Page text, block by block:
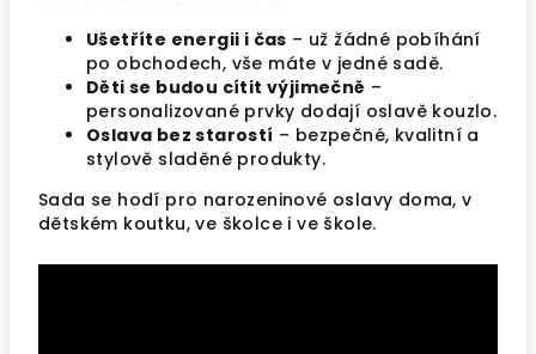
Ušetříte energii i čas – už žádné pobíhání
po obchodech, vše máte v jedné sadě.
Děti se budou cítit výjimečně –
personalizované prvky dodají oslavě kouzlo.
Oslava bez starostí – bezpečné, kvalitní a
stylově sladěné produkty.
Sada se hodí pro narozeninové oslavy doma, v
dětském koutku, ve školce i ve škole.